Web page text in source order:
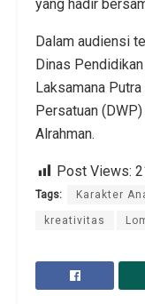
yang hadir
Dalam audiensi
Dinas
Laksamana
Persatuan
Alrahman.
Post Views:
Tags: Karakter
kreativitas